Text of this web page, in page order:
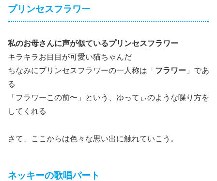
プリンセスフラワー
私のお母さんに声が似ているプリンセスフラワー
キラキラお目目が可愛い猫ちゃんだ
ちなみにプリンセスフラワーの一人称は「 フラワー 」であ
る
「フラワーこの前〜」という、ゆってぃのような喋り方を
してくれる
さて、ここからは色々な思い出に触れていこう。
ネッキーの歌唱パート